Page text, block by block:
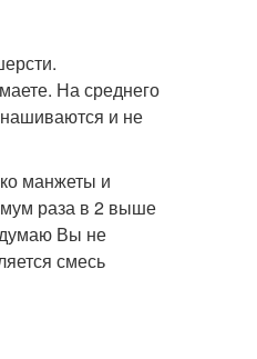
На среднего
и не
манжеты и
раза в 2 выше
думаю Вы не
смесь